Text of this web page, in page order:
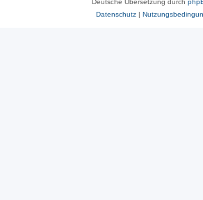
Deutsche Übersetzung durch
Datenschutz|